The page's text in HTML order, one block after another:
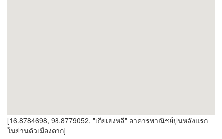
[16.8784698, 98.8779052, "เกียเฮงหลี" อาคารพาณิชย์ปูนหลังแรก
ในย่านตัวเมืองตาก]